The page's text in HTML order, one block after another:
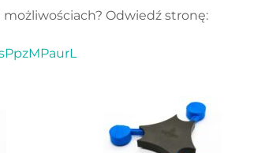
Odwiedź stronę: